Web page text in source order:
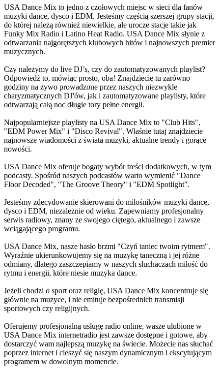
USA Dance Mix to jedno z czołowych miejsc w sieci dla fanów
muzyki dance, dysco i EDM. Jesteśmy częścią szerszej grupy stacji,
do której należą również niewielkie, ale urocze stacje takie jak
Funky Mix Radio i Latino Heat Radio. USA Dance Mix słynie z
odtwarzania najgorętszych klubowych hitów i najnowszych premier
muzycznych.
Czy należymy do live DJ’s, czy do zautomatyzowanych playlist?
Odpowiedź to, mówiąc prosto, oba! Znajdziecie tu zarówno
godziny na żywo prowadzone przez naszych niezwykle
charyzmatycznych DJ'ów, jak i zautomatyzowane playlisty, które
odtwarzają całą noc długie tory pełne energii.
Najpopularniejsze playlisty na USA Dance Mix to "Club Hits",
"EDM Power Mix" i "Disco Revival". Właśnie tutaj znajdziecie
najnowsze wiadomości z świata muzyki, aktualne trendy i gorące
nowości.
USA Dance Mix oferuje bogaty wybór treści dodatkowych, w tym
podcasty. Spośród naszych podcastów warto wymienić "Dance
Floor Decoded", "The Groove Theory" i "EDM Spotlight".
Jesteśmy zdecydowanie skierowani do miłośników muzyki dance,
dysco i EDM, niezależnie od wieku. Zapewniamy profesjonalny
serwis radiowy, znany ze swojego ciętego, aktualnego i zawsze
wciągającego programu.
USA Dance Mix, nasze hasło brzmi "Czyń taniec twoim rytmem".
Wyraźnie ukierunkowujemy się na muzykę taneczną i jej różne
odmiany, dlatego zaszczepiamy w naszych słuchaczach miłość do
rytmu i energii, które niesie muzyka dance.
Jeżeli chodzi o sport oraz religię, USA Dance Mix koncentruje się
głównie na muzyce, i nie emituje bezpośrednich transmisji
sportowych czy religijnych.
Oferujemy profesjonalną usługę radio online, wasze ulubione w
USA Dance Mix internetradio jest zawsze dostępne i gotowe, aby
dostarczyć wam najlepszą muzykę na świecie. Możecie nas słuchać
poprzez internet i cieszyć się naszym dynamicznym i ekscytującym
programem w dowolnym momencie.